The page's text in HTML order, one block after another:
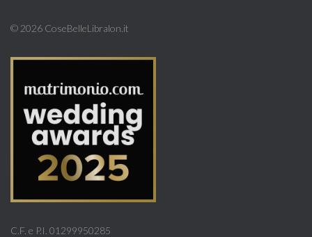
© 2026 CoseBelleLibralon.it
C.F. e P.I. 01299950285